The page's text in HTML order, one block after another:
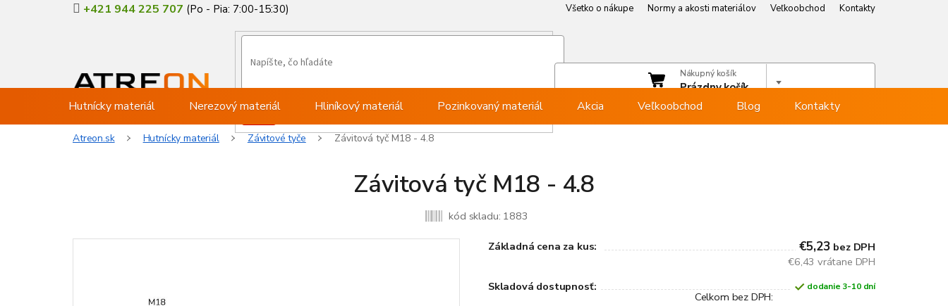
+421 944 225 707 Všetko o nákupe Normy a akosti materiálov Veľkoobchod
Kontakty
Prihlásiť sa
Nákupný košík
Prázdny košík
Hutnícky materiál Nerezový materiál Hliníkový materiál Pozinkovaný materiál Akcia Veľkoobchod Blog Kontakty
Atreon.sk Hutnícky materiál Závitové tyče Závitová tyč M18 - 4.8
Závitová tyč M18 - 4.8
kód skladu: 1883
Základná cena za kus: €5,23 bez DPH
€6,43 vrátane DPH
Skladová dostupnosť:
dodanie 3-10 dní
Celkom bez DPH: